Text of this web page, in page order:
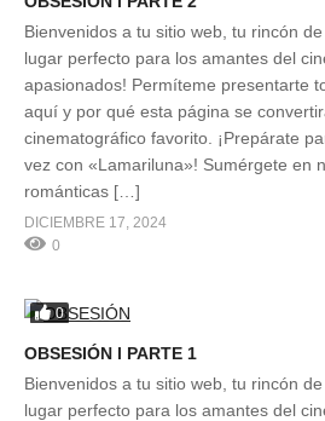
Bienvenidos a tu sitio web, tu rincón
lugar perfecto para los amantes del
apasionados! Permíteme presentarte
aquí y por qué esta página se
cinematográfico favorito. ¡Prepárate
vez con «Lamariluna»! Sumérgete en
románticas […]
DICIEMBRE 17, 2024
0
0
OBSESIÓN l PARTE 1
Bienvenidos a tu sitio web, tu rincón
lugar perfecto para los amantes del